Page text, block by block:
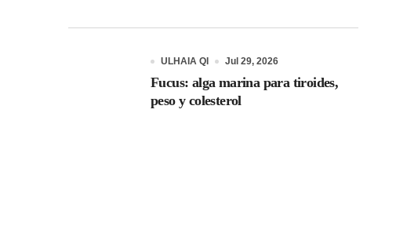
ULHAIA QI Jul 29, 2026
Fucus: alga marina para tiroides,
peso y colesterol